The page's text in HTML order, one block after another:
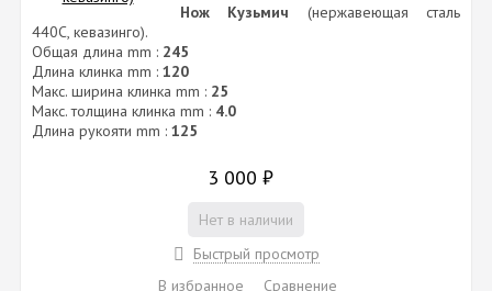
Нож Кузьмич (нержавеющая сталь
440C, кевазинго).
Общая длина mm : 245
Длина клинка mm : 120
Макс. ширина клинка mm : 25
Макс. толщина клинка mm : 4.0
Длина рукояти mm : 125
3 000 ₽
Нет в наличии
Быстрый просмотр
В избранное
Сравнение